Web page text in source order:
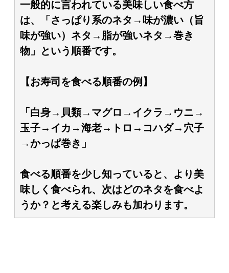
一般的に言われている美味しい食べ方
は、「さっぱり系のネタ→味が濃い（旨
味が強い）ネタ→脂が強いネタ→巻き
物」という順番です。
【お寿司を食べる順番の例】
「白身→貝類→マグロ→イクラ→ウニ→
玉子→イカ→海老→トロ→コハダ→穴子
→かっぱ巻き」
食べる順番を少し知っていると、より美
味しく食べられ、次はどのネタを食べよ
うか？と考える楽しみも加わります。